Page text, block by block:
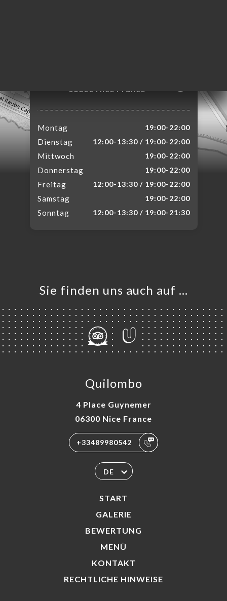
06300 Nice France
Montag 19:00-22:00
Dienstag 12:00-13:30 / 19:00-22:00
Mittwoch 19:00-22:00
Donnerstag 19:00-22:00
Freitag 12:00-13:30 / 19:00-22:00
Samstag 19:00-22:00
Sonntag 12:00-13:30 / 19:00-21:30
Sie finden uns auch auf …
Quilombo
4 Place Guynemer
06300 Nice France
+33489980542
DE
START
GALERIE
BEWERTUNG
MENÜ
KONTAKT
RECHTLICHE HINWEISE